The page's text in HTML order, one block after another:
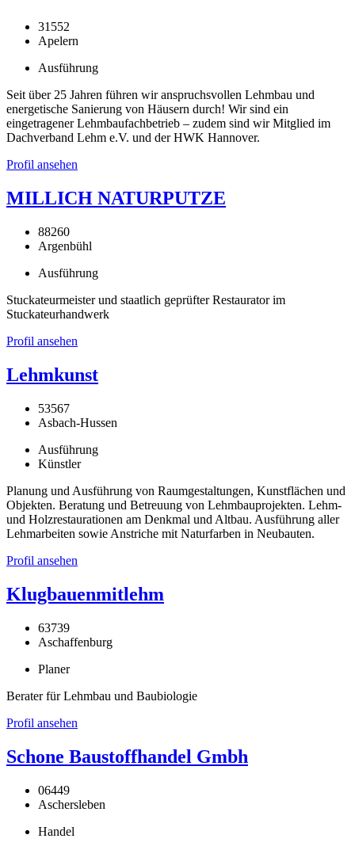
31552
Apelern
Ausführung
Seit über 25 Jahren führen wir anspruchsvollen Lehmbau und
energetische Sanierung von Häusern durch! Wir sind ein
eingetragener Lehmbaufachbetrieb – zudem sind wir Mitglied im
Dachverband Lehm e.V. und der HWK Hannover.
Profil ansehen
MILLICH NATURPUTZE
88260
Argenbühl
Ausführung
Stuckateurmeister und staatlich geprüfter Restaurator im
Stuckateurhandwerk
Profil ansehen
Lehmkunst
53567
Asbach-Hussen
Ausführung
Künstler
Planung und Ausführung von Raumgestaltungen, Kunstflächen und
Objekten. Beratung und Betreuung von Lehmbauprojekten. Lehm-
und Holzrestaurationen am Denkmal und Altbau. Ausführung aller
Lehmarbeiten sowie Anstriche mit Naturfarben in Neubauten.
Profil ansehen
Klugbauenmitlehm
63739
Aschaffenburg
Planer
Berater für Lehmbau und Baubiologie
Profil ansehen
Schone Baustoffhandel Gmbh
06449
Aschersleben
Handel